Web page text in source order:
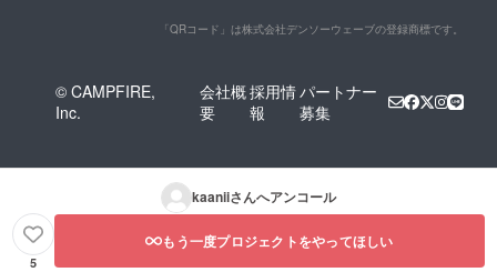
「QRコード」は株式会社デンソーウェーブの登録商標です。
© CAMPFIRE,
Inc.
会社概
要
採用情
報
パートナー
募集
kaaniiさんへアンコール
5
もう一度プロジェクトをやってほしい